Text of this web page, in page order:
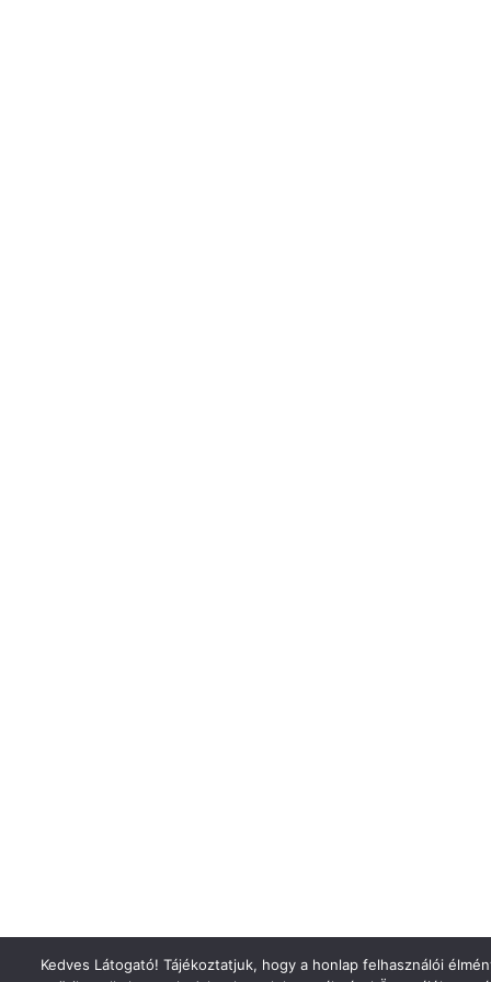
Kedves Látogató! Tájékoztatjuk, hogy a honlap felhasználói